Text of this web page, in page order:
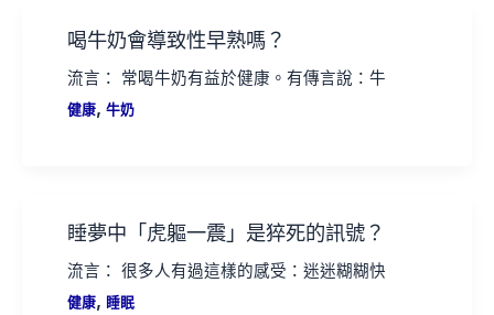
喝牛奶會導致性早熟嗎？
流言： 常喝牛奶有益於健康。有傳言說：牛
健康,牛奶
睡夢中「虎軀一震」是猝死的訊號？
流言： 很多人有過這樣的感受：迷迷糊糊快
健康, 睡眠